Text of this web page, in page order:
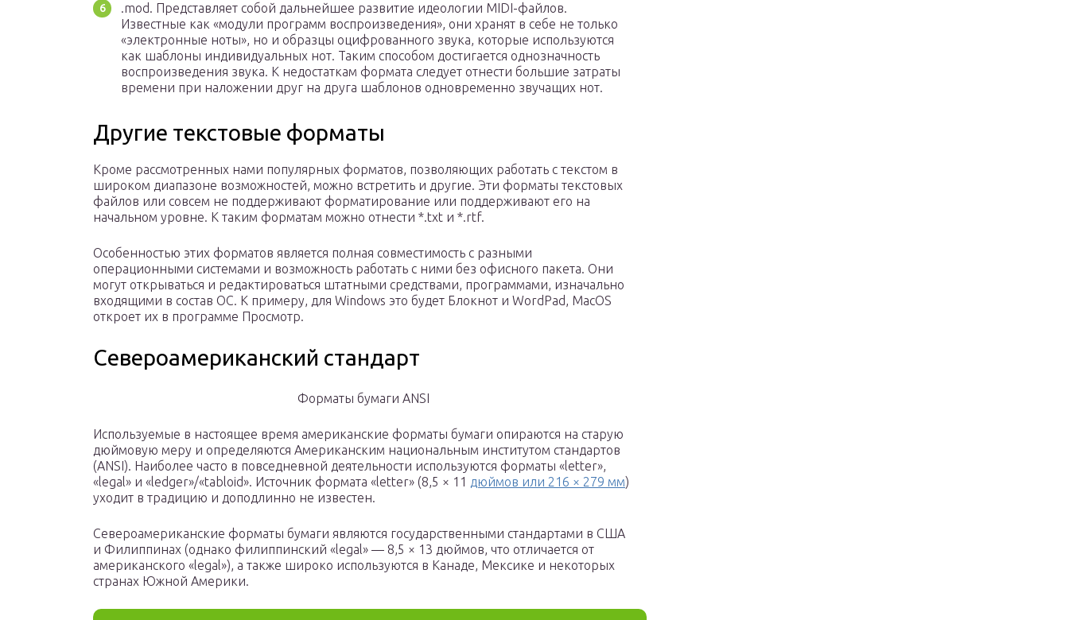
.mod. Представляет собой дальнейшее развитие идеологии MIDI-файлов.
Известные как «модули программ воспроизведения», они хранят в себе не только
«электронные ноты», но и образцы оцифрованного звука, которые используются
как шаблоны индивидуальных нот. Таким способом достигается однозначность
воспроизведения звука. К недостаткам формата следует отнести большие затраты
времени при наложении друг на друга шаблонов одновременно звучащих нот.
Другие текстовые форматы
Кроме рассмотренных нами популярных форматов, позволяющих работать с текстом в
широком диапазоне возможностей, можно встретить и другие. Эти форматы текстовых
файлов или совсем не поддерживают форматирование или поддерживают его на
начальном уровне. К таким форматам можно отнести *.txt и *.rtf.
Особенностью этих форматов является полная совместимость с разными
операционными системами и возможность работать с ними без офисного пакета. Они
могут открываться и редактироваться штатными средствами, программами, изначально
входящими в состав ОС. К примеру, для Windows это будет Блокнот и WordPad, MacOS
откроет их в программе Просмотр.
Североамериканский стандарт
Форматы бумаги ANSI
Используемые в настоящее время американские форматы бумаги опираются на старую
дюймовую меру и определяются Американским национальным институтом стандартов
(ANSI). Наиболее часто в повседневной деятельности используются форматы «letter»,
«legal» и «ledger»/«tabloid». Источник формата «letter» (8,5 × 11 дюймов или 216 × 279 мм)
уходит в традицию и доподлинно не известен.
Североамериканские форматы бумаги являются государственными стандартами в США
и Филиппинах (однако филиппинский «legal» — 8,5 × 13 дюймов, что отличается от
американского «legal»), а также широко используются в Канаде, Мексике и некоторых
странах Южной Америки.